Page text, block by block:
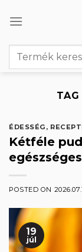
Keresés
TAG
ÉDESSÉG ,
Kétféle
egészséges
POSTED ON
19
júl